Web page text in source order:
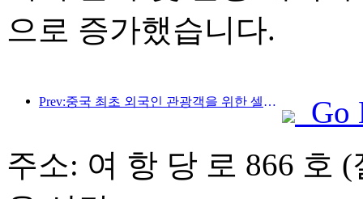
으로 증가했습니다.
Prev:중국 최초 외국인 관광객을 위한 셀프서비스 문화관광 소비 시스템 상하이에 출시
Go
주소: 여 항 당 로 866 호